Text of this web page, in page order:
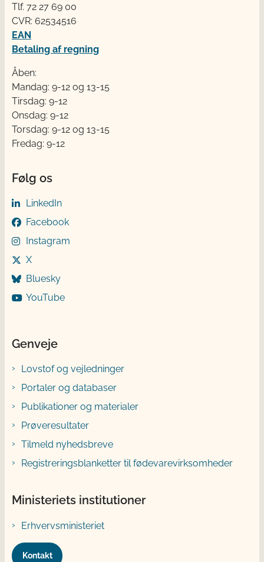
Tlf. 72 2​​​7 69 00
CVR: 62534516
EAN
Betaling af regning
Åben:
Mandag: 9-12 og 13-15
Tirsdag: 9-12
Onsdag: 9-12
Torsdag: 9-12 og 13-15
Fredag: 9-12
Følg os
LinkedIn
Facebook
Instagram
X
Bluesky
YouTube
Genveje
Lovstof og vejledninger
Portaler og databaser
Publikationer og materialer
Prøveresultater
Tilmeld nyhedsbreve
Registreringsblanketter til fødevarevirksomheder
Ministeriets institutioner
Erhvervsministeriet
Kontakt